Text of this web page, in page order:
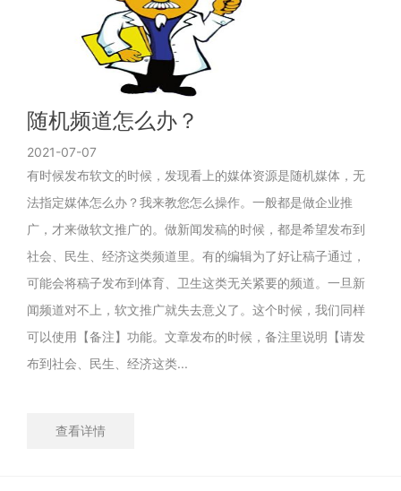
随机频道怎么办？
2021-07-07
有时候发布软文的时候，发现看上的媒体资源是随机媒体，无
法指定媒体怎么办？我来教您怎么操作。一般都是做企业推
广，才来做软文推广的。做新闻发稿的时候，都是希望发布到
社会、民生、经济这类频道里。有的编辑为了好让稿子通过，
可能会将稿子发布到体育、卫生这类无关紧要的频道。一旦新
闻频道对不上，软文推广就失去意义了。这个时候，我们同样
可以使用【备注】功能。文章发布的时候，备注里说明【请发
布到社会、民生、经济这类...
查看详情